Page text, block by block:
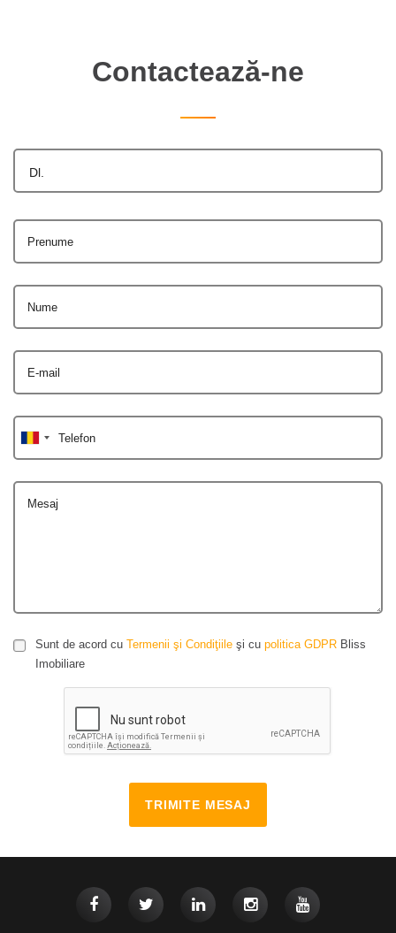
Contactează-ne
Dl.
Prenume
Nume
E-mail
Telefon
Mesaj
Sunt de acord cu Termenii şi Condiţiile şi cu politica GDPR Bliss
Imobiliare
TRIMITE MESAJ